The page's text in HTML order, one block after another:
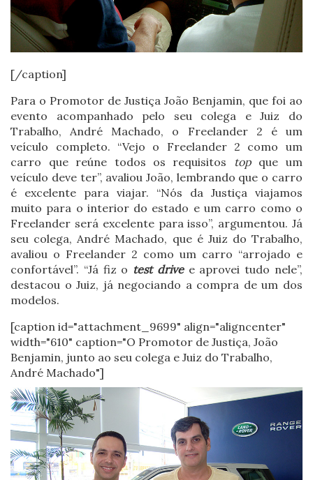
[/caption]
Para o Promotor de Justiça João Benjamin, que foi ao
evento acompanhado pelo seu colega e Juiz do
Trabalho, André Machado, o Freelander 2 é um
veículo completo. “Vejo o Freelander 2 como um
carro que reúne todos os requisitos
topque um
veículo deve ter”, avaliou João, lembrando que o carro
é excelente para viajar. “Nós da Justiça viajamos
muito para o interior do estado e um carro como o
Freelander será excelente para isso”, argumentou. Já
seu colega, André Machado, que é Juiz do Trabalho,
avaliou o Freelander 2 como um carro “arrojado e
confortável”. “Já fiz o test drivee aprovei tudo nele”,
destacou o Juiz, já negociando a compra de um dos
modelos.
[caption id="attachment_9699" align="aligncenter"
width="610" caption="O Promotor de Justiça, João
Benjamin, junto ao seu colega e Juiz do Trabalho,
André Machado"]